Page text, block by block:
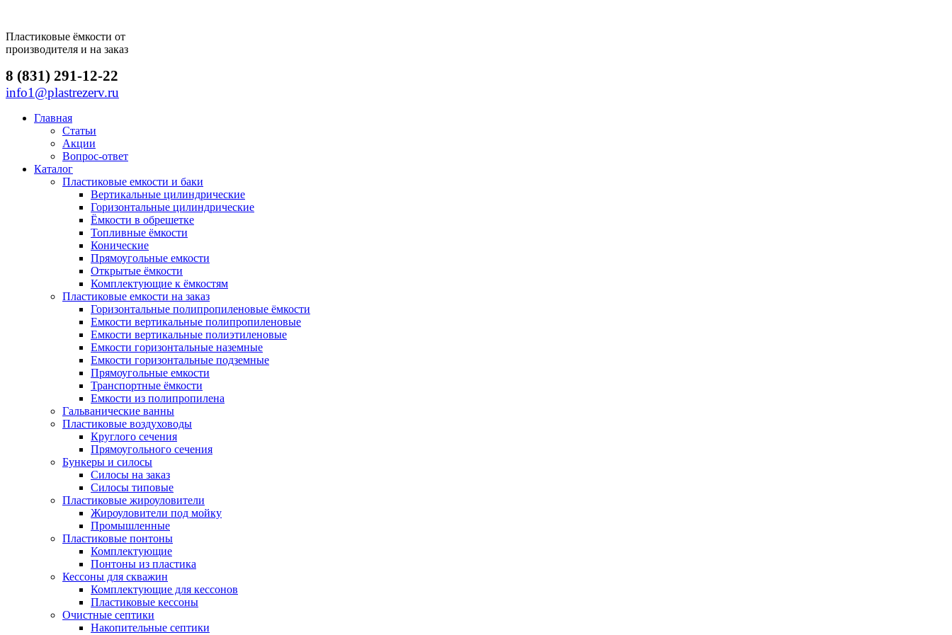
Пластиковые ёмкости от
производителя и на заказ
8 (831) 291-12-22
info1@plastrezerv.ru
Главная
Статьи
Акции
Вопрос-ответ
Каталог
Пластиковые емкости и баки
Вертикальные цилиндрические
Горизонтальные цилиндрические
Ёмкости в обрешетке
Топливные ёмкости
Конические
Прямоугольные емкости
Открытые ёмкости
Комплектующие к ёмкостям
Пластиковые емкости на заказ
Горизонтальные полипропиленовые ёмкости
Емкости вертикальные полипропиленовые
Емкости вертикальные полиэтиленовые
Емкости горизонтальные наземные
Емкости горизонтальные подземные
Прямоугольные емкости
Транспортные ёмкости
Емкости из полипропилена
Гальванические ванны
Пластиковые воздуховоды
Круглого сечения
Прямоугольного сечения
Бункеры и силосы
Силосы на заказ
Силосы типовые
Пластиковые жироуловители
Жироуловители под мойку
Промышленные
Пластиковые понтоны
Комплектующие
Понтоны из пластика
Кессоны для скважин
Комплектующие для кессонов
Пластиковые кессоны
Очистные септики
Накопительные септики